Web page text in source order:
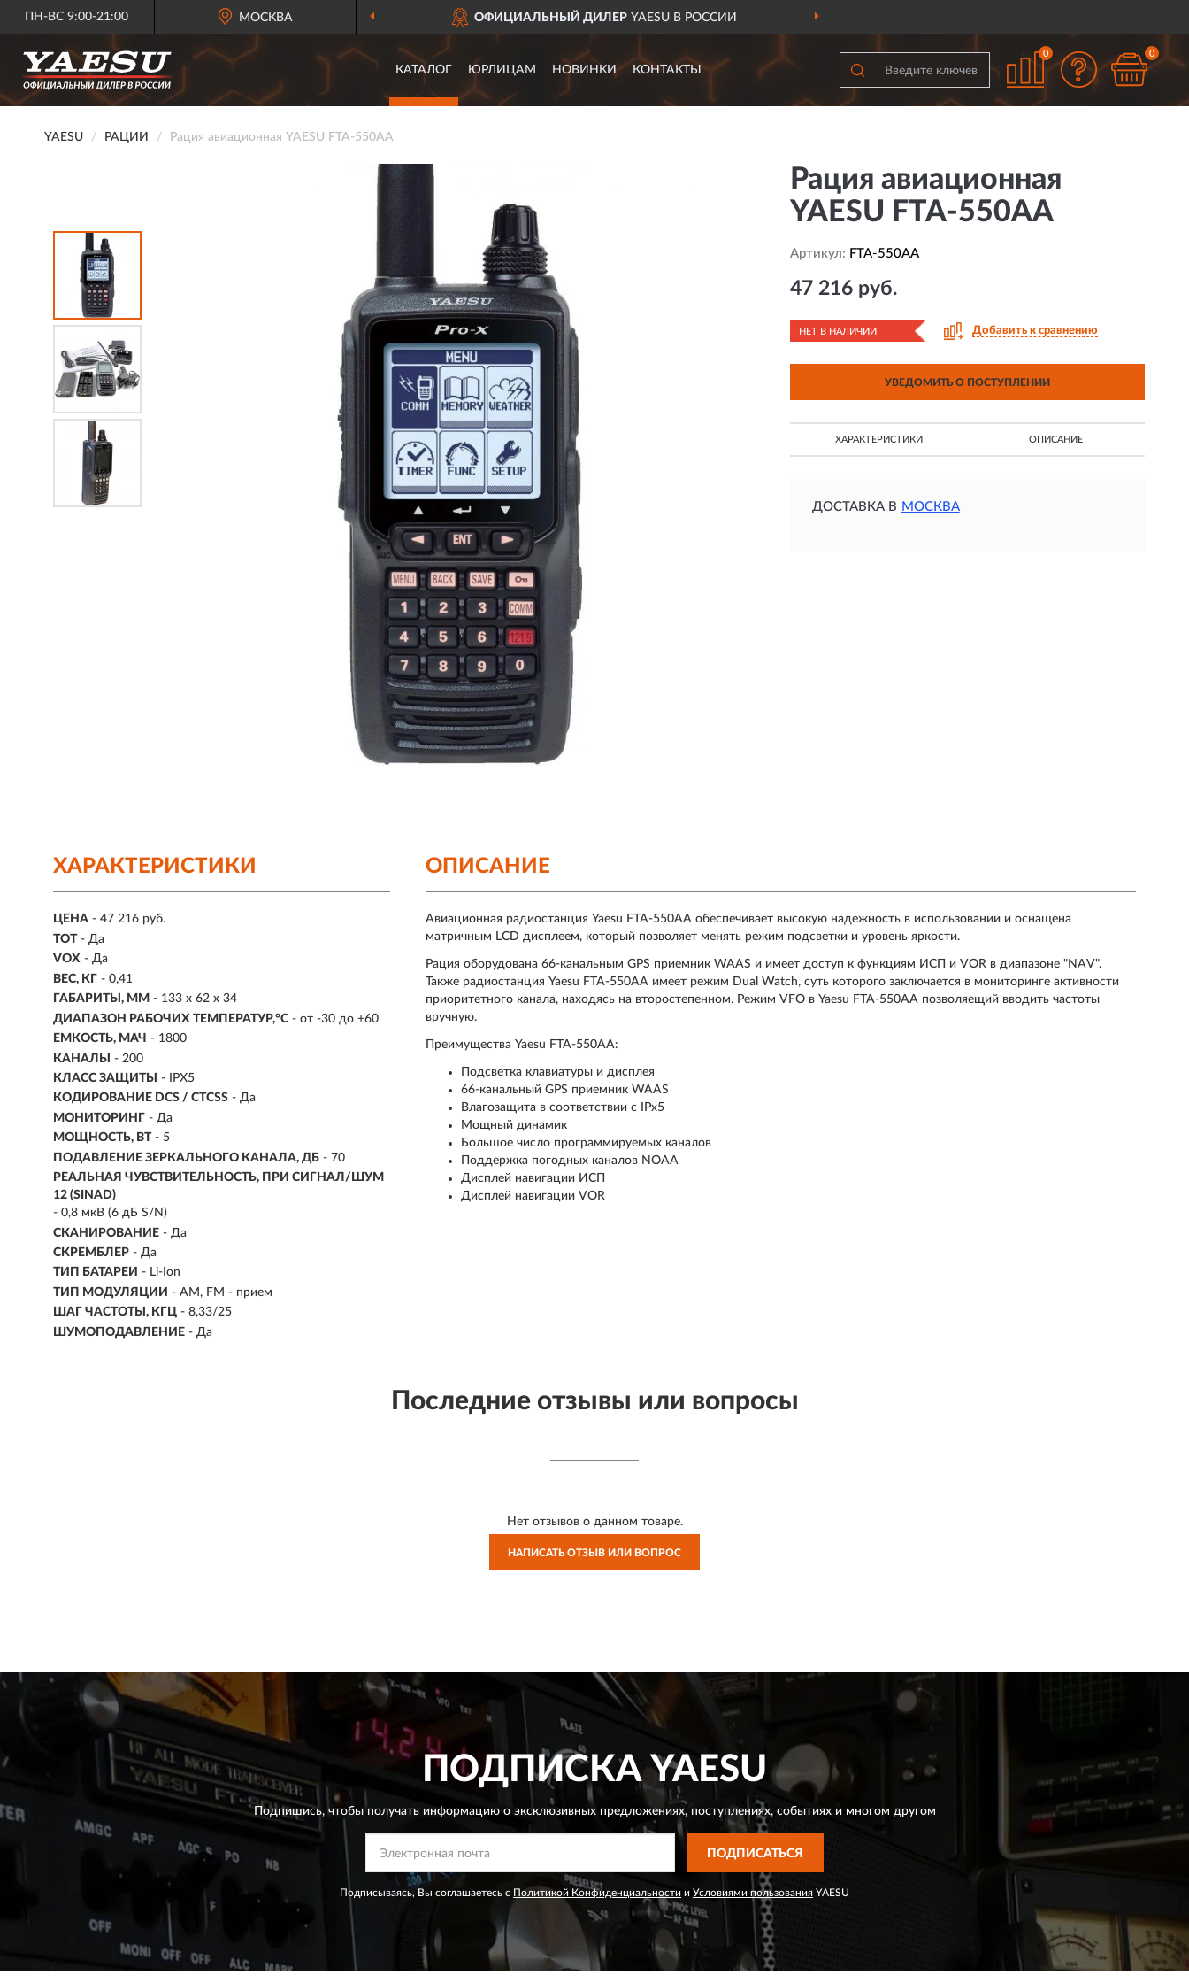
ПН-ВС 9:00-21:00 МОСКВА ОФИЦИАЛЬНЫЙ ДИЛЕР YAESU В РОССИИ
КАТАЛОГ ЮРЛИЦАМ НОВИНКИ КОНТАКТЫ
0 0
YAESU РАЦИИ Рация авиационная YAESU FTA-550AA
Рация авиационная
YAESU FTA-550AA
Артикул: FTA-550AA
47 216 руб.
НЕТ В НАЛИЧИИ Добавить к сравнению
УВЕДОМИТЬ О ПОСТУПЛЕНИИ
ХАРАКТЕРИСТИКИ ОПИСАНИЕ
ДОСТАВКА В МОСКВА
ХАРАКТЕРИСТИКИ
ЦЕНА - 47 216 руб.
TOT - Да
VOX - Да
ВЕС, КГ - 0,41
ГАБАРИТЫ, ММ - 133 x 62 x 34
ДИАПАЗОН РАБОЧИХ ТЕМПЕРАТУР,°С - от -30 до +60
ЕМКОСТЬ, МАЧ - 1800
КАНАЛЫ
- 200
КЛАСС ЗАЩИТЫ
- IPX5
КОДИРОВАНИЕ DCS / CTCSS - Да
МОНИТОРИНГ - Да
МОЩНОСТЬ, ВТ - 5
ПОДАВЛЕНИЕ ЗЕРКАЛЬНОГО КАНАЛА, ДБ - 70
РЕАЛЬНАЯ ЧУВСТВИТЕЛЬНОСТЬ, ПРИ СИГНАЛ/ШУМ
12 (SINAD)
- 0,8 мкВ (6 дБ S/N)
СКАНИРОВАНИЕ - Да
СКРЕМБЛЕР - Да
ТИП БАТАРЕИ - Li-Ion
ТИП МОДУЛЯЦИИ - AM, FM - прием
ШАГ ЧАСТОТЫ, КГЦ - 8,33/25
ШУМОПОДАВЛЕНИЕ - Да
ОПИСАНИЕ
Авиационная радиостанция Yaesu FTA-550AA обеспечивает высокую надежность в использовании и оснащена
матричным LCD дисплеем, который позволяет менять режим подсветки и уровень яркости.
Рация оборудована 66-канальным GPS приемник WAAS и имеет доступ к функциям ИСП и VOR в диапазоне "NAV".
Также радиостанция Yaesu FTA-550AA имеет режим Dual Watch, суть которого заключается в мониторинге активности
приоритетного канала, находясь на второстепенном. Режим VFO в Yaesu FTA-550AA позволяещий вводить частоты
вручную.
Преимущества Yaesu FTA-550AA:
Подсветка клавиатуры и дисплея
66-канальный GPS приемник WAAS
Влагозащита в соответствии c IPx5
Мощный динамик
Большое число программируемых каналов
Поддержка погодных каналов NOAA
Дисплей навигации ИСП
Дисплей навигации VOR
Последние отзывы или вопросы
Нет отзывов о данном товаре.
НАПИСАТЬ ОТЗЫВ ИЛИ ВОПРОС
ПОДПИСКАYAESU
Подпишись, чтобы получать информацию о эксклюзивных предложениях,поступлениях, событиях и многом другом
ПОДПИСАТЬСЯ
Подписываясь, Вы соглашаетесь с Политикой Конфиденциальности и Условиями пользования YAESU